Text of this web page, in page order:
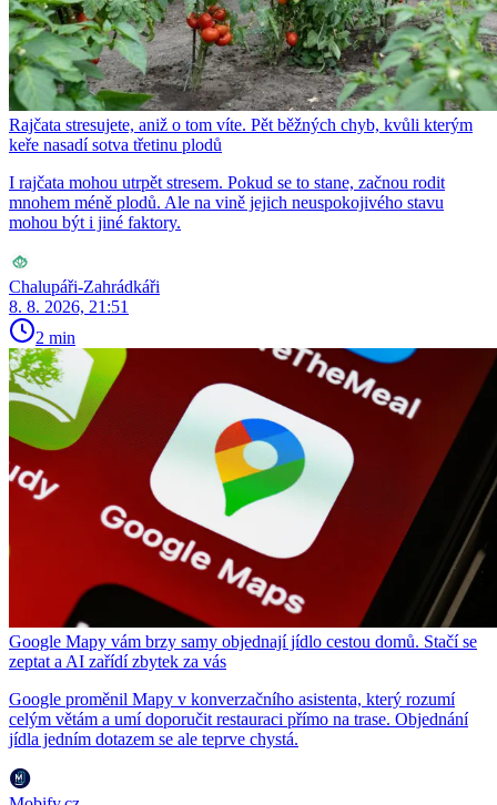
Rajčata stresujete, aniž o tom víte. Pět běžných chyb, kvůli kterým
keře nasadí sotva třetinu plodů
I rajčata mohou utrpět stresem. Pokud se to stane, začnou rodit
mnohem méně plodů. Ale na vině jejich neuspokojivého stavu
mohou být i jiné faktory.
Chalupáři-Zahrádkáři
8. 8. 2026, 21:51
2 min
Google Mapy vám brzy samy objednají jídlo cestou domů. Stačí se
zeptat a AI zařídí zbytek za vás
Google proměnil Mapy v konverzačního asistenta, který rozumí
celým větám a umí doporučit restauraci přímo na trase. Objednání
jídla jedním dotazem se ale teprve chystá.